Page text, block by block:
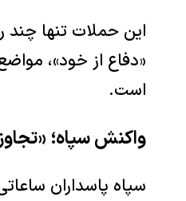
این حملات تنها چند
«دفاع از خود»،
است.
واکنش سپاه؛
سپاه پاسداران